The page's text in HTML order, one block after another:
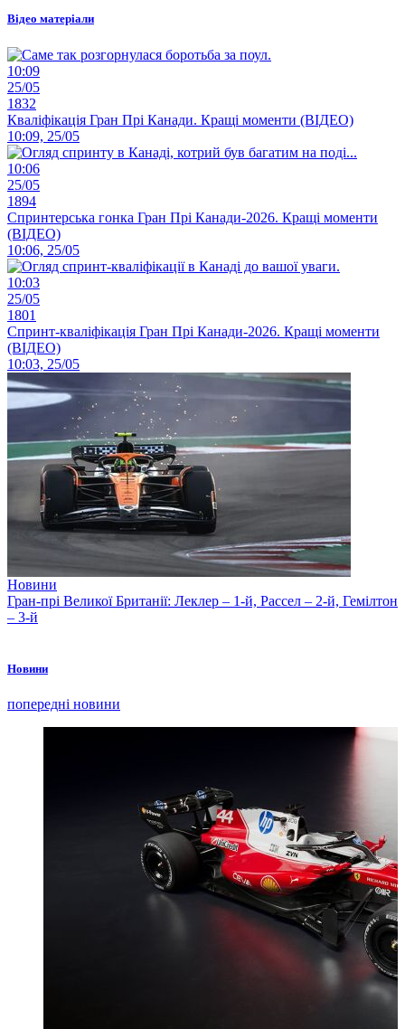
Відео матеріали
10:09
25/05
1832
Кваліфікація Гран Прі Канади. Кращі моменти (ВІДЕО)
10:09, 25/05
10:06
25/05
1894
Спринтерська гонка Гран Прі Канади-2026. Кращі моменти
(ВІДЕО)
10:06, 25/05
10:03
25/05
1801
Спринт-кваліфікація Гран Прі Канади-2026. Кращі моменти
(ВІДЕО)
10:03, 25/05
Новини
Гран-прі Великої Британії: Леклер – 1-й, Рассел – 2-й, Гемілтон
– 3-й
Новини
попередні новини